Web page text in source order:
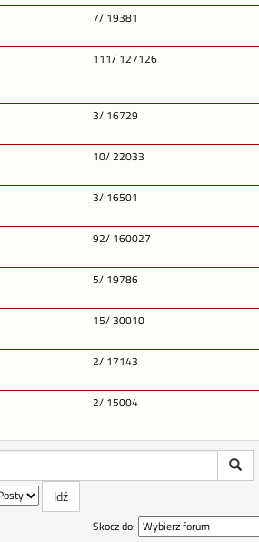
7/ 19381
111/ 127126
3/ 16729
10/ 22033
3/ 16501
92/ 160027
5/ 19786
15/ 30010
2/ 17143
2/ 15004
Skocz do: